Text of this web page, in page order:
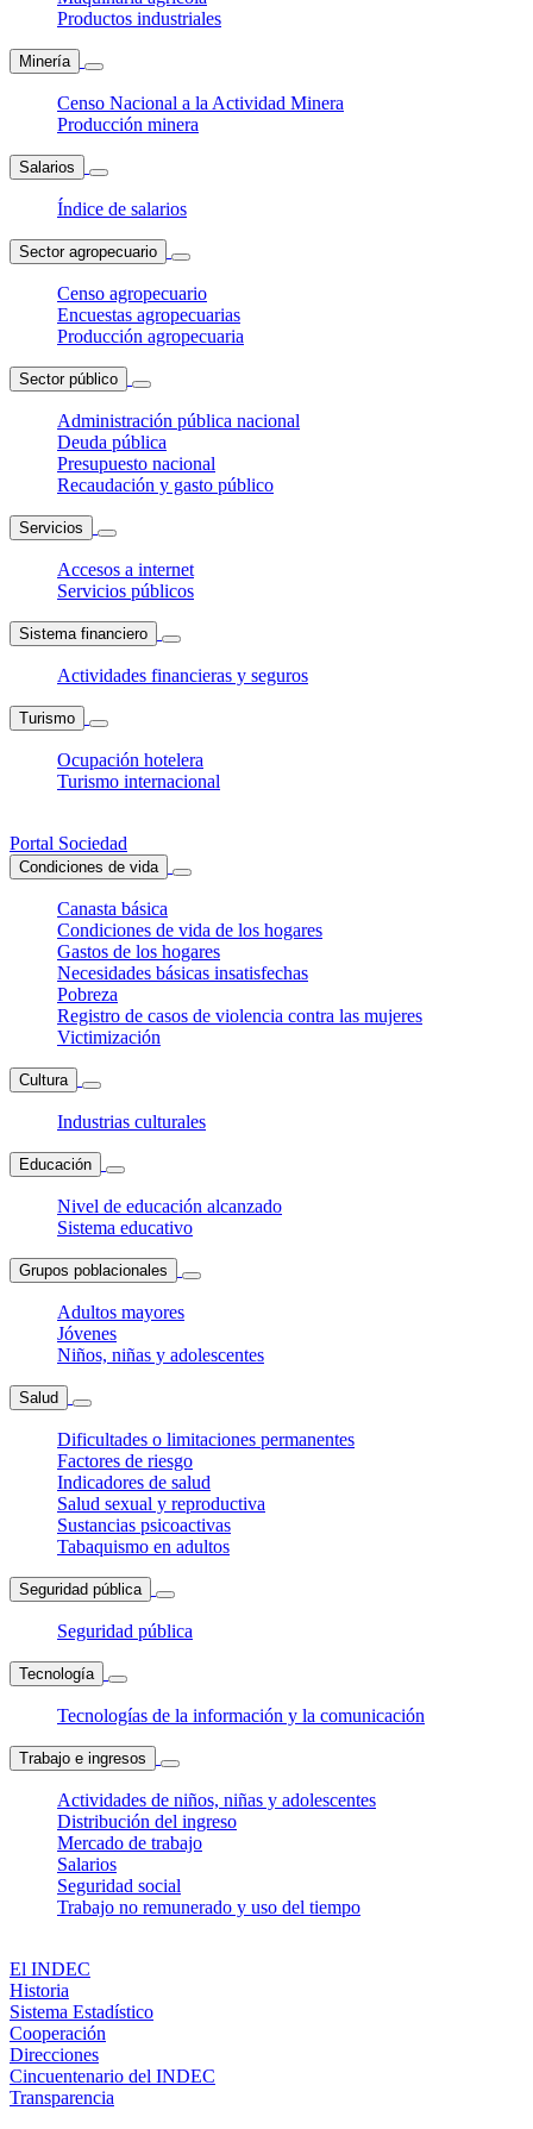
Productos industriales
Minería
Censo Nacional a la Actividad Minera
Producción minera
Salarios
Índice de salarios
Sector agropecuario
Censo agropecuario
Encuestas agropecuarias
Producción agropecuaria
Sector público
Administración pública nacional
Deuda pública
Presupuesto nacional
Recaudación y gasto público
Servicios
Accesos a internet
Servicios públicos
Sistema financiero
Actividades financieras y seguros
Turismo
Ocupación hotelera
Turismo internacional
Portal Sociedad
Condiciones de vida
Canasta básica
Condiciones de vida de los hogares
Gastos de los hogares
Necesidades básicas insatisfechas
Pobreza
Registro de casos de violencia contra las mujeres
Victimización
Cultura
Industrias culturales
Educación
Nivel de educación alcanzado
Sistema educativo
Grupos poblacionales
Adultos mayores
Jóvenes
Niños, niñas y adolescentes
Salud
Dificultades o limitaciones permanentes
Factores de riesgo
Indicadores de salud
Salud sexual y reproductiva
Sustancias psicoactivas
Tabaquismo en adultos
Seguridad pública
Seguridad pública
Tecnología
Tecnologías de la información y la comunicación
Trabajo e ingresos
Actividades de niños, niñas y adolescentes
Distribución del ingreso
Mercado de trabajo
Salarios
Seguridad social
Trabajo no remunerado y uso del tiempo
El INDEC
Historia
Sistema Estadístico
Cooperación
Direcciones
Cincuentenario del INDEC
Transparencia